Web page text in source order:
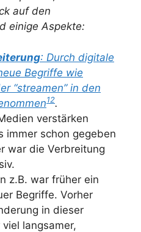
auf den
einige Aspekte:
: Durch digitale
Begriffe wie
“streamen” in den
12.
verstärken
immer schon gegeben
war die Verbreitung
z.B. war früher ein
Begriffe. Vorher
in dieser
langsamer,